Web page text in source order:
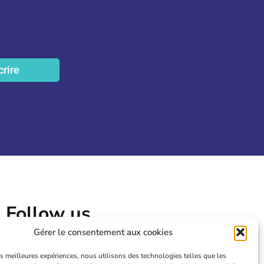
Gérer le consentement aux cookies
meilleures expériences, nous utilisons des technologies telles que les
Follow us